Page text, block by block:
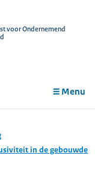
voor Ondernemend
Menu
in de gebouwde